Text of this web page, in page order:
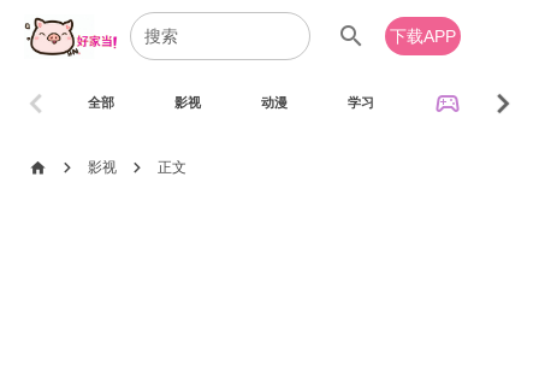
search 下载APP
全部 影视 动漫 学习 sports_esports
chevron_left chevron_right
home chevron_right 影视 chevron_right 正文